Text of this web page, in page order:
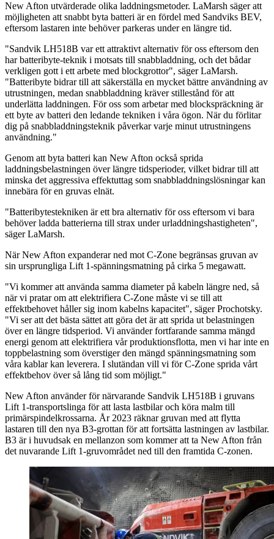
New Afton utvärderade olika laddningsmetoder. LaMarsh säger att
möjligheten att snabbt byta batteri är en fördel med Sandviks BEV,
eftersom lastaren inte behöver parkeras under en längre tid.
"Sandvik LH518B var ett attraktivt alternativ för oss eftersom den
har batteribyte-teknik i motsats till snabbladdning, och det bådar
verkligen gott i ett arbete med blockgrottor", säger LaMarsh.
"Batteribyte bidrar till att säkerställa en mycket bättre användning av
utrustningen, medan snabbladdning kräver stillestånd för att
underlätta laddningen. För oss som arbetar med blockspräckning är
ett byte av batteri den ledande tekniken i våra ögon. När du förlitar
dig på snabbladdningsteknik påverkar varje minut utrustningens
användning."
Genom att byta batteri kan New Afton också sprida
laddningsbelastningen över längre tidsperioder, vilket bidrar till att
minska det aggressiva effektuttag som snabbladdningslösningar kan
innebära för en gruvas elnät.
"Batteribytestekniken är ett bra alternativ för oss eftersom vi bara
behöver ladda batterierna till strax under urladdningshastigheten",
säger LaMarsh.
När New Afton expanderar ned mot C-Zone begränsas gruvan av
sin ursprungliga Lift 1-spänningsmatning på cirka 5 megawatt.
"Vi kommer att använda samma diameter på kabeln längre ned, så
när vi pratar om att elektrifiera C-Zone måste vi se till att
effektbehovet håller sig inom kabelns kapacitet", säger Prochotsky.
"Vi ser att det bästa sättet att göra det är att sprida ut belastningen
över en längre tidsperiod. Vi använder fortfarande samma mängd
energi genom att elektrifiera vår produktionsflotta, men vi har inte en
toppbelastning som överstiger den mängd spänningsmatning som
våra kablar kan leverera. I slutändan vill vi för C-Zone sprida vårt
effektbehov över så lång tid som möjligt."
New Afton använder för närvarande Sandvik LH518B i gruvans
Lift 1-transportslinga för att lasta lastbilar och köra malm till
primärspindelkrossarna. År 2023 räknar gruvan med att flytta
lastaren till den nya B3-grottan för att fortsätta lastningen av lastbilar.
B3 är i huvudsak en mellanzon som kommer att ta New Afton från
det nuvarande Lift 1-gruvområdet ned till den framtida C-zonen.